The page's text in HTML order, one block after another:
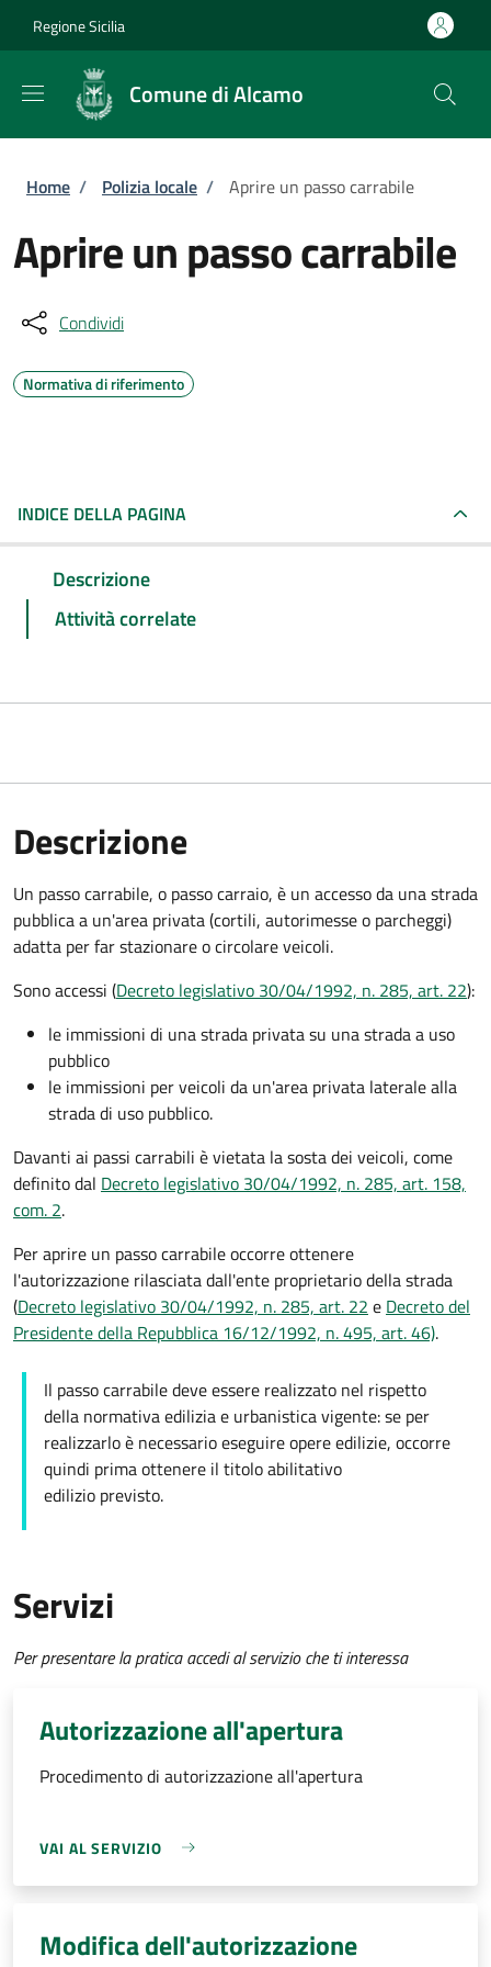
Regione Sicilia
Comune di Alcamo
Briciole di pane
Home / Polizia locale / Aprire un passo carrabile
Aprire un passo carrabile
Condividi
Normativa di riferimento
INDICE DELLA PAGINA
Descrizione
Attività correlate
Descrizione
Un passo carrabile, o passo carraio, è un accesso da una strada
pubblica a un'area privata (cortili, autorimesse o parcheggi)
adatta per far stazionare o circolare veicoli.
Sono accessi (Decreto legislativo 30/04/1992, n. 285, art. 22):
le immissioni di una strada privata su una strada a uso
pubblico
le immissioni per veicoli da un'area privata laterale alla
strada di uso pubblico.
Davanti ai passi carrabili è vietata la sosta dei veicoli, come
definito dal Decreto legislativo 30/04/1992, n. 285, art. 158,
com. 2.
Per aprire un passo carrabile occorre ottenere
l'autorizzazione rilasciata dall'ente proprietario della strada
(Decreto legislativo 30/04/1992, n. 285, art. 22 e Decreto del
Presidente della Repubblica 16/12/1992, n. 495, art. 46).
Il passo carrabile deve essere realizzato nel rispetto
della normativa edilizia e urbanistica vigente: se per
realizzarlo è necessario eseguire opere edilizie, occorre
quindi prima ottenere il titolo abilitativo
edilizio previsto.
Servizi
Per presentare la pratica accedi al servizio che ti interessa
Autorizzazione all'apertura
Procedimento di autorizzazione all'apertura
VAI AL SERVIZIO
Modifica dell'autorizzazione